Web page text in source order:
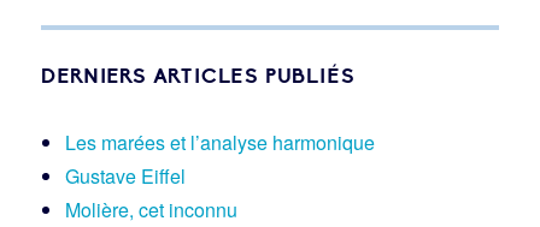
DERNIERS ARTICLES PUBLIÉS
Les marées et l’analyse harmonique
Gustave Eiffel
Molière, cet inconnu